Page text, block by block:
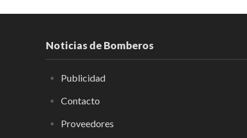
Noticias de Bomberos
Publicidad
Contacto
Proveedores